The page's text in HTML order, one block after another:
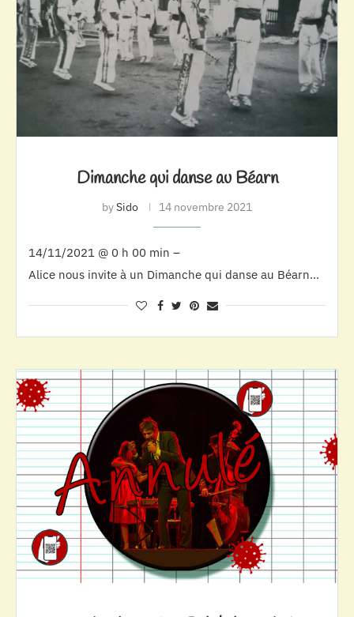
Dimanche qui danse au Béarn
bySido 14 novembre 2021
14/11/2021 @ 0 h 00 min –
Alice nous invite à un Dimanche qui danse au Béarn…